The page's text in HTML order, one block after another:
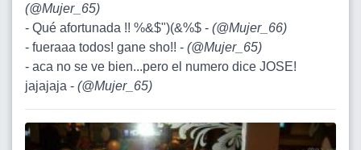
(@Mujer_65)
- Qué afortunada !! %&$")(&%$ - (@Mujer_66)
- fueraaa todos! gane sho!! - (@Mujer_65)
- aca no se ve bien...pero el numero dice JOSE!
jajajaja - (@Mujer_65)